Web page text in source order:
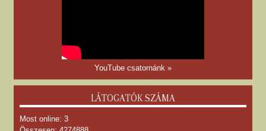
YouTube csatornánk »
LÁTOGATÓK SZÁMA
Most online: 3